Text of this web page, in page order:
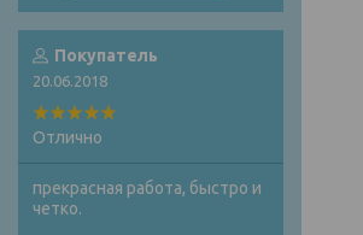
Покупатель
20.06.2018
Отлично
прекрасная работа, быстро и
четко.